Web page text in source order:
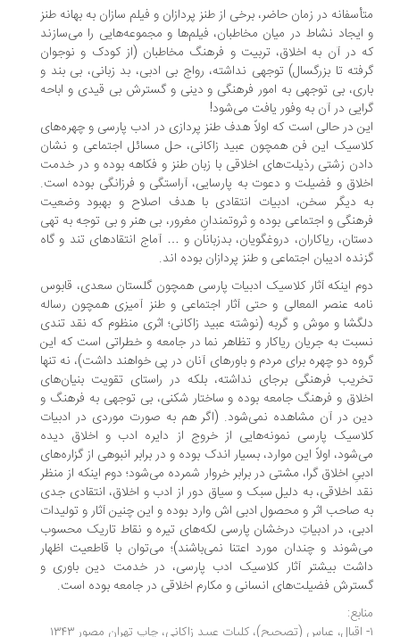
در زمان حاضر، برخی از طنز پردازان و فیلم سازان به بهانه طنز
نشاط در میان مخاطبان، فیلم‌ها و مجموعه‌هایی را می‌سازند
در آن به اخلاق، تربیت و فرهنگ مخاطبان (از کودک و نوجوان
تا بزرگسال) توجهی نداشته، رواج بی ادبی، بد زبانی، بی بند و
بی توجهی به امور فرهنگی و دینی و گسترش بی قیدی و اباحه
در آن به وفور یافت می‌شود!
در حالی است که اولاً هدف طنز پردازی در ادب پارسی و چهره‌های
این فن همچون عبید زاکانی، حل مسائل اجتماعی و نشان
زشتی رذیلت‌های اخلاقی با زبان طنز و فکاهه بوده و در خدمت
و فضیلت و دعوت به پارسایی، آراستگی و فرزانگی بوده است.
دیگر سخن، ادبیات انتقادی با هدف اصلاح و بهبود وضعیت
و اجتماعی بوده و ثروتمندانِ مغرور، بی هنر و بی توجه به تهی
ریاکاران، دروغگویان، بدزبانان و … آماج انتقادهای تند و گاه
ادیبان اجتماعی و طنز پردازان بوده اند.
اینکه آثار کلاسیک ادبیات پارسی همچون گلستان سعدی، قابوس
عنصر المعالی و حتی آثار اجتماعی و طنز آمیزی همچون رساله
و موش و گربه (نوشته عبید زاکانی؛ اثری منظوم که نقد تندی
به جریان ریاکار و تظاهر نما در جامعه و خطراتی است که این
دو چهره برای مردم و باورهای آنان در پی خواهند داشت)، نه تنها
فرهنگی برجای نداشته، بلکه در راستای تقویت بنیان‌های
و فرهنگ جامعه بوده و ساختار شکنی، بی توجهی به فرهنگ و
در آن مشاهده نمی‌شود. (اگر هم به صورت موردی در ادبیات
پارسی نمونه‌هایی از خروج از دایره ادب و اخلاق دیده
اولاً این موارد، بسیار اندک بوده و در برابر انبوهی از گزاره‌های
اخلاق گرا، مشتی در برابر خروار شمرده می‌شود؛ دوم اینکه از منظر
اخلاقی، به دلیل سبک و سیاق دور از ادب و اخلاق، انتقادی جدی
صاحب اثر و محصول ادبی اش وارد بوده و این چنین آثار و تولیدات
در ادبیاتِ درخشان پارسی لکه‌های تیره و نقاط تاریک محسوب
و چندان مورد اعتنا نمی‌باشند)؛ می‌توان با قاطعیت اظهار
بیشتر آثار کلاسیک ادب پارسی، در خدمت دین باوری و
فضیلت‌های انسانی و مکارم اخلاقی در جامعه بوده است.